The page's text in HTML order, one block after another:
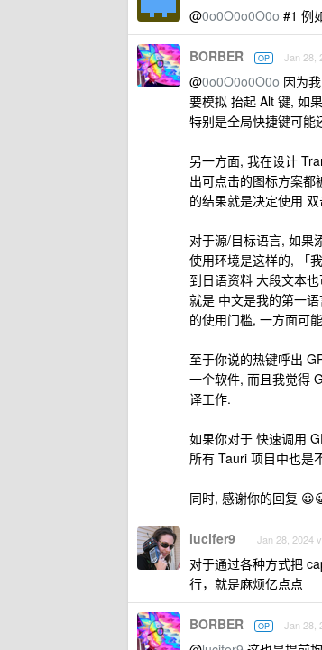
@0o0O0o0O0o #1 例
BORBER OP Jan 28,
@0o0O0o0O0o 因为
要模拟 抬起 Alt 键, 如
特别是全局快捷键可能
另一方面, 我在设计
出可点击的图标方案
的结果就是决定使用
对于源/目标语言, 如果
使用环境是这样的, 「
到日语资料 大段文本
就是 中文是我的第一
的使用门槛, 一方面可
至于你说的热键呼出
一个软件, 而且我觉得
译工作.
如果你对于 快速调用
所有 Tauri 项目中也是
同时, 感谢你的回复
lucifer9 Jan 28, 2024
对于通过各种方式把
行，就是麻烦亿点点
BORBER OP Jan 28,